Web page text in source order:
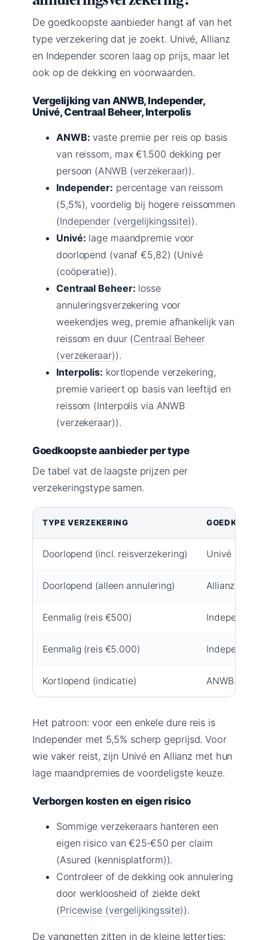
De goedkoopste aanbieder hangt af van het
type verzekering dat je zoekt. Univé, Allianz
en Independer scoren laag op prijs, maar let
ook op de dekking en voorwaarden.
Vergelijking van ANWB, Independer,
Univé, Centraal Beheer, Interpolis
ANWB: vaste premie per reis op basis
van reissom, max €1.500 dekking per
persoon (ANWB (verzekeraar)).
Independer: percentage van reissom
(5,5%), voordelig bij hogere reissommen
(Independer (vergelijkingssite)).
Univé: lage maandpremie voor
doorlopend (vanaf €5,82) (Univé
(coöperatie)).
Centraal Beheer: losse
annuleringsverzekering voor
weekendjes weg, premie afhankelijk van
reissom en duur (Centraal Beheer
(verzekeraar)).
Interpolis: kortlopende verzekering,
premie varieert op basis van leeftijd en
reissom (Interpolis via ANWB
(verzekeraar)).
Goedkoopste aanbieder per type
De tabel vat de laagste prijzen per
verzekeringstype samen.
TYPE VERZEKERING
Doorlopend (incl. reisverzekering) Univé
Doorlopend (alleen annulering) Allianz
Eenmalig (reis €500) Independer
Eenmalig (reis €5.000) Independer
Kortlopend (indicatie) ANWB
Het patroon: voor een enkele dure reis is
Independer met 5,5% scherp geprijsd. Voor
wie vaker reist, zijn Univé en Allianz met hun
lage maandpremies de voordeligste keuze.
Verborgen kosten en eigen risico
Sommige verzekeraars hanteren een
eigen risico van €25‑€50 per claim
(Asured (kennisplatform)).
Controleer of de dekking ook annulering
door werkloosheid of ziekte dekt
(Pricewise (vergelijkingssite)).
De vangnetten zitten in de kleine lettertjes: